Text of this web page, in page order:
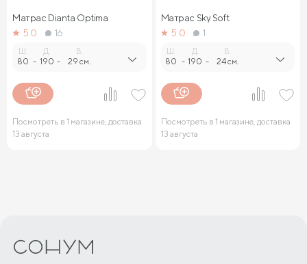
Матрас Dianta Optima
5.0
16
80 -
Д.
190 -
В.
29 см.
Посмотреть в 1 магазине, доставка
13 августа
Матрас Sky Soft
5.0
1
80 -
Д.
190 -
В.
24 см.
Посмотреть в 1 магазине, доставка
13 августа